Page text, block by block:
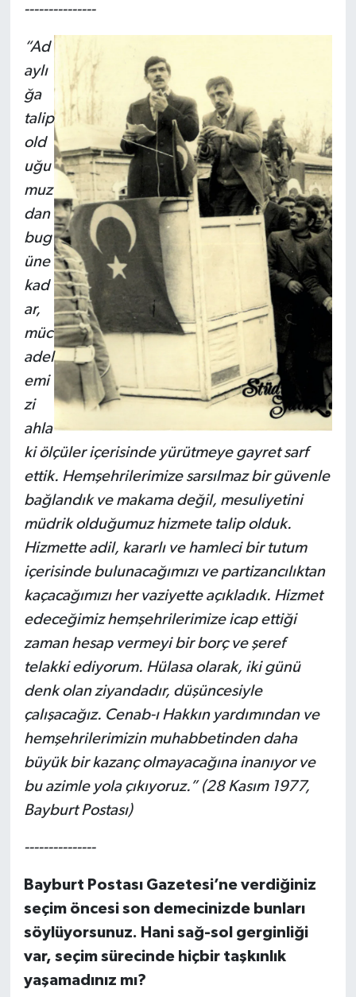
---------------
“Ad
aylı
ğa
talip
old
uğu
muz
dan
bug
üne
kad
ar,
müc
adel
emi
zi
ahla
ki ölçüler içerisinde yürütmeye gayret sarf
ettik. Hemşehrilerimize sarsılmaz bir güvenle
bağlandık ve makama değil, mesuliyetini
müdrik olduğumuz hizmete talip olduk.
Hizmette adil, kararlı ve hamleci bir tutum
içerisinde bulunacağımızı ve partizancılıktan
kaçacağımızı her vaziyette açıkladık. Hizmet
edeceğimiz hemşehrilerimize icap ettiği
zaman hesap vermeyi bir borç ve şeref
telakki ediyorum. Hülasa olarak, iki günü
denk olan ziyandadır, düşüncesiyle
çalışacağız. Cenab-ı Hakkın yardımından ve
hemşehrilerimizin muhabbetinden daha
büyük bir kazanç olmayacağına inanıyor ve
bu azimle yola çıkıyoruz.” (28 Kasım 1977,
Bayburt Postası)
---------------
Bayburt Postası Gazetesi’ne verdiğiniz
seçim öncesi son demecinizde bunları
söylüyorsunuz. Hani sağ-sol gerginliği
var, seçim sürecinde hiçbir taşkınlık
yaşamadınız mı?